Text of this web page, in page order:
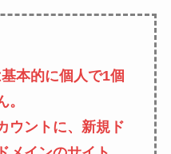
本的に個人で1個
ウントに、新規ド